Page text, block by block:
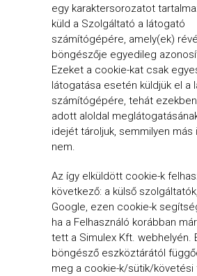
egy karaktersorozatot
küld a Szolgáltató a látogató
számítógépére, amely(ek)
böngészője egyedileg
Ezeket a cookie-kat csak
látogatása esetén küldjük el a
számítógépére, tehát
adott aloldal
idejét tároljuk, semmilyen
nem.
Az így elküldött cookie-k
következő: a külső
Google, ezen cookie-k
ha a Felhasználó korábban
tett a Simulex Kft. webhelyén.
böngésző eszköztárától
meg a cookie-k/sütik/követési